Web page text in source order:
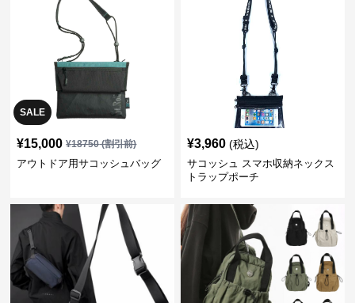
SALE
¥15,000 ¥18750(割引前)
アウトドア用サコッシュバッグ
¥3,960 (税込)
サコッシュ スマホ収納ネックス
トラップポーチ